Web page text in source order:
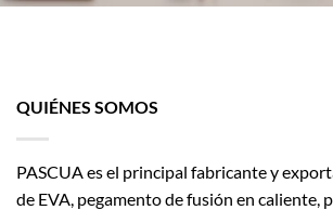
QUIÉNES SOMOS
PASCUA es el principal fabricante y
de EVA, pegamento de fusión en caliente,